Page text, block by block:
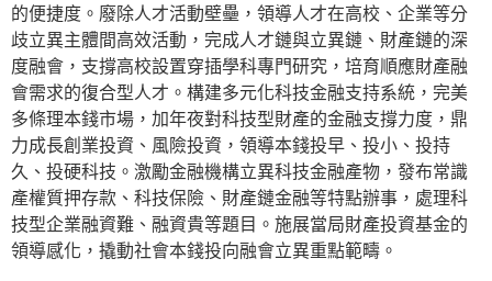
的便捷度。廢除人才活動壁壘，領導人才在高校、企業等分
歧立異主體間高效活動，完成人才鏈與立異鏈、財產鏈的深
度融會，支撐高校設置穿插學科專門研究，培育順應財產融
會需求的復合型人才。構建多元化科技金融支持系統，完美
多條理本錢市場，加年夜對科技型財產的金融支撐力度，鼎
力成長創業投資、風險投資，領導本錢投早、投小、投持
久、投硬科技。激勵金融機構立異科技金融產物，發布常識
產權質押存款、科技保險、財產鏈金融等特點辦事，處理科
技型企業融資難、融資貴等題目。施展當局財產投資基金的
領導感化，撬動社會本錢投向融會立異重點範疇。